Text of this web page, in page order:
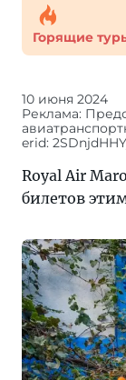
Горящие
10 июня 2024
Реклама:
erid:
Royal Air
билетов